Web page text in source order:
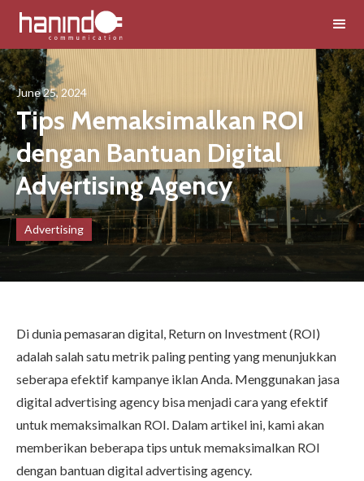
June 25, 2024
Tips Memaksimalkan ROI
dengan Bantuan Digital
Advertising Agency
Advertising
Di dunia pemasaran digital, Return on Investment (ROI)
adalah salah satu metrik paling penting yang menunjukkan
seberapa efektif kampanye iklan Anda. Menggunakan jasa
digital advertising agency bisa menjadi cara yang efektif
untuk memaksimalkan ROI. Dalam artikel ini, kami akan
memberikan beberapa tips untuk memaksimalkan ROI
dengan bantuan digital advertising agency.